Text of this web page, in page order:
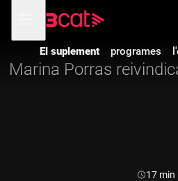
navegació
principal
menú
de
El suplement programes
Marina Porras
Durada:
17 min